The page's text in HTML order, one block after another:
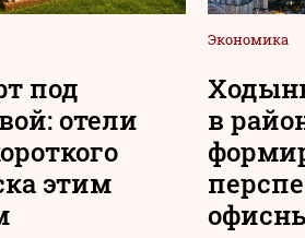
под
отели
этим
Экономика
в